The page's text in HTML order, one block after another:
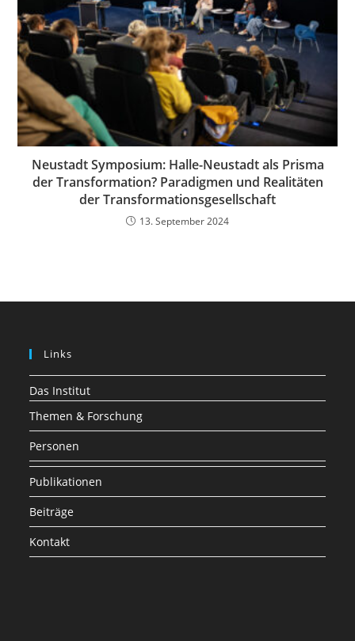
Neustadt Symposium: Halle-Neustadt als Prisma
der Transformation? Paradigmen und Realitäten
der Transformationsgesellschaft
13. September 2024
Links
Das Institut
Themen & Forschung
Personen
Publikationen
Beiträge
Kontakt